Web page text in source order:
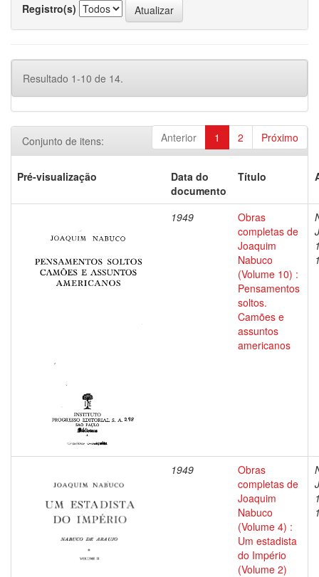
Registro(s)
Resultado 1-10 de 14.
Anterior 1 2 Próximo
Conjunto de itens:
Pré-visualização
Data do
documento
Título
1949
Obras
completas de
Joaquim
Nabuco
(Volume 10) :
Pensamentos
soltos.
Camões e
assuntos
americanos
1949
Obras
completas de
Joaquim
Nabuco
(Volume 4) :
Um estadista
do Império
(Volume 2)